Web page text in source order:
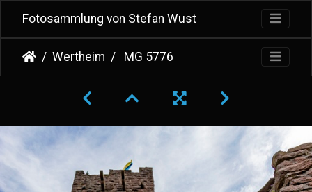
Fotosammlung von Stefan Wust
Wertheim MG 5776